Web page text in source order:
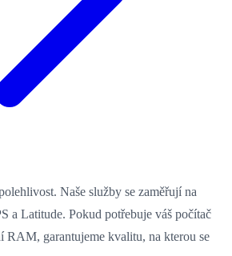
Naše služby se zaměřují na
a Latitude. Pokud potřebuje váš počítač
RAM, garantujeme kvalitu, na kterou se